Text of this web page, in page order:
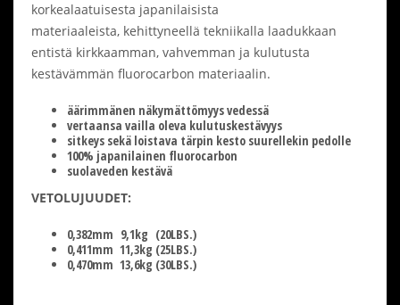
korkealaatuisesta japanilaisista
materiaaleista, kehittyneellä tekniikalla laadukkaan
entistä kirkkaamman, vahvemman ja kulutusta
kestävämmän fluorocarbon materiaalin.
äärimmänen näkymättömyys vedessä
vertaansa vailla oleva kulutuskestävyys
sitkeys sekä loistava tärpin kesto suurellekin pedolle
100% japanilainen fluorocarbon
suolaveden kestävä
VETOLUJUUDET:
0,382mm 9,1kg (20LBS.)
0,411mm 11,3kg (25LBS.)
0,470mm 13,6kg (30LBS.)